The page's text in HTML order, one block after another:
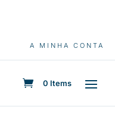
A MINHA CONTA
0 Items